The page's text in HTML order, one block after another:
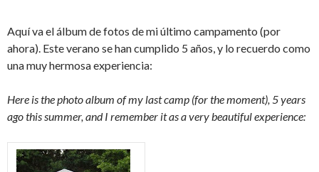
Aquí va el álbum de fotos de mi último campamento (por
ahora). Este verano se han cumplido 5 años, y lo recuerdo como
una muy hermosa experiencia:
Here is the photo album of my last camp (for the moment), 5 years
ago this summer, and I remember it as a very beautiful experience: